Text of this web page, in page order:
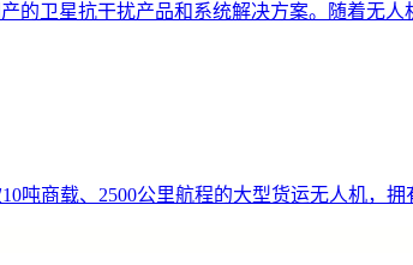
的卫星抗干扰产品和系统解决方案。随着无
吨商载、2500公里航程的大型货运无人机，